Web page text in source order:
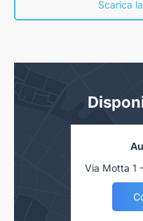
Scarica
Via Motta 1